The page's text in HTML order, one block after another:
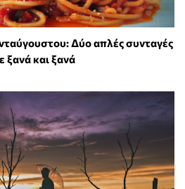
Δύο απλές συνταγές
ξανά και ξανά